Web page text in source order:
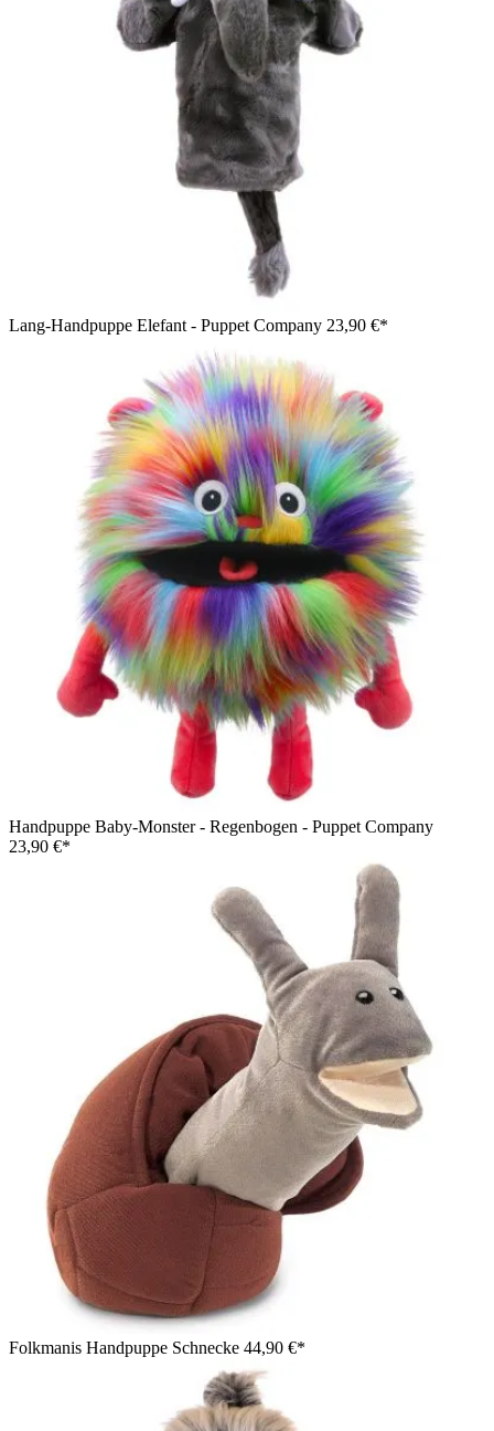
Lang-Handpuppe Elefant - Puppet Company 23,90 €*
Handpuppe Baby-Monster - Regenbogen - Puppet Company
23,90 €*
Folkmanis Handpuppe Schnecke 44,90 €*